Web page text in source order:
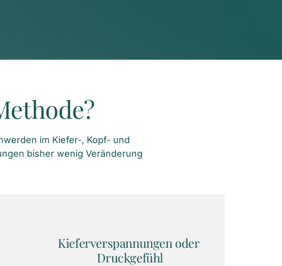
im Kiefer-, Kopf- und
bisher wenig Veränderung
Kieferverspannungen oder
Druckgefühl